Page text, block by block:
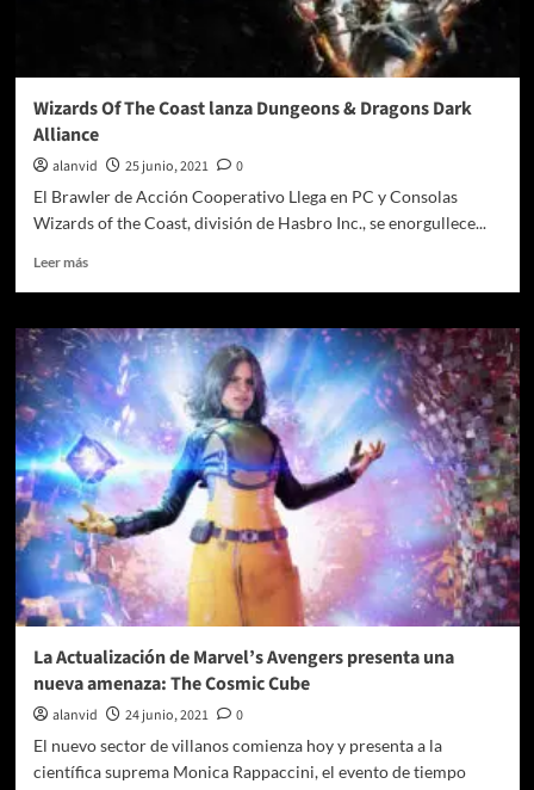
Wizards Of The Coast lanza Dungeons & Dragons Dark
Alliance
alanvid 25 junio, 2021
0
El Brawler de Acción Cooperativo Llega en PC y Consolas
Wizards of the Coast, división de Hasbro Inc., se enorgullece...
Leer másLeer
Wizards
Of
The
Coast
lanza
Dungeons
&
Dragons
Dark
Alliance
La Actualización de Marvel’s Avengers presenta una
nueva amenaza: The Cosmic Cube
alanvid 24 junio, 2021
0
El nuevo sector de villanos comienza hoy y presenta a la
científica suprema Monica Rappaccini, el evento de tiempo